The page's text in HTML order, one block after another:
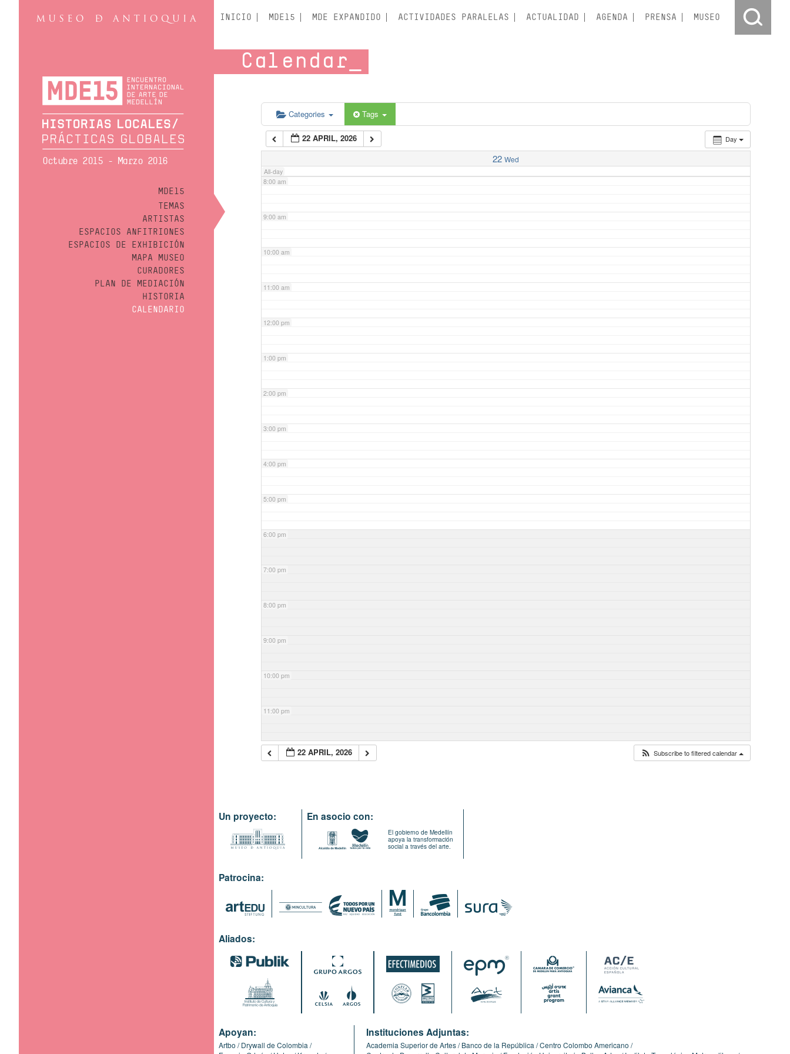
Octubre 2015 - Marzo 2016
MDE15
TEMAS
ARTISTAS
ESPACIOS ANFITRIONES
ESPACIOS DE EXHIBICIÓN
MAPA MUSEO
CURADORES
PLAN DE MEDIACIÓN
HISTORIA
CALENDARIO
INICIO MDE15 MDE EXPANDIDO ACTIVIDADES PARALELAS ACTUALIDAD AGENDA PRENSA MUSEO
Calendar
Categories Tags
Day
22 APRIL, 2026
22 Wed
All-day
5:00 am
6:00 am
7:00 am
8:00 am
9:00 am
10:00 am
11:00 am
12:00 pm
1:00 pm
2:00 pm
3:00 pm
4:00 pm
5:00 pm
6:00 pm
7:00 pm
8:00 pm
9:00 pm
10:00 pm
11:00 pm
22 APRIL, 2026 Subscribe to filtered calendar
Un proyecto: En asocio con:
El gobierno de Medellín
apoya la transformación
social a través del arte.
Patrocina:
Aliados:
Apoyan:
Artbo
Drywall de Colombia
Instituciones Adjuntas:
Academia Superior de Artes Banco de la República Centro Colombo Americano